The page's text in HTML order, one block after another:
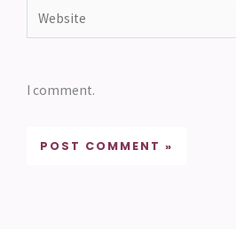
Website
I comment.